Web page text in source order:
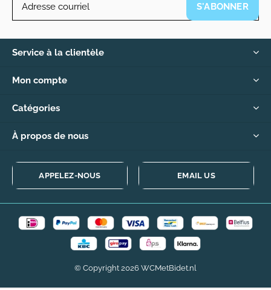
S'ABONNER
Service à la clientèle
Mon compte
Catégories
À propos de nous
APPELEZ-NOUS EMAIL US
© Copyright 2026 WCMetBidet.nl